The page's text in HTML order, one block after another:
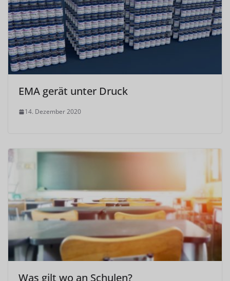
EMA gerät unter Druck
14. Dezember 2020
Was gilt wo an Schulen?